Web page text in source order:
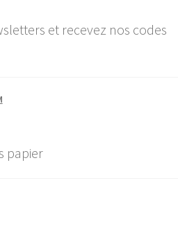
et recevez nos codes
papier